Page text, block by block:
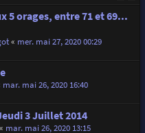
5 orages, entre 71 et 69...
« mer. mai 27, 2020 00:29
mar. mai 26, 2020 16:40
3 Juillet 2014
mar. mai 26, 2020 13:15